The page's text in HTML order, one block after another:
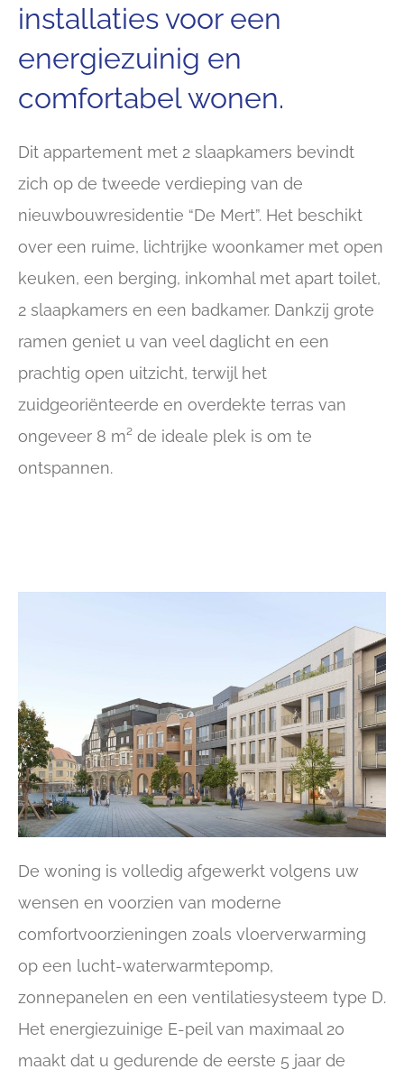
installaties voor een
energiezuinig en
comfortabel wonen.
Dit appartement met 2 slaapkamers bevindt
zich op de tweede verdieping van de
nieuwbouwresidentie “De Mert”. Het beschikt
over een ruime, lichtrijke woonkamer met open
keuken, een berging, inkomhal met apart toilet,
2 slaapkamers en een badkamer. Dankzij grote
ramen geniet u van veel daglicht en een
prachtig open uitzicht, terwijl het
zuidgeoriënteerde en overdekte terras van
ongeveer 8 m² de ideale plek is om te
ontspannen.
De woning is volledig afgewerkt volgens uw
wensen en voorzien van moderne
comfortvoorzieningen zoals vloerverwarming
op een lucht-waterwarmtepomp,
zonnepanelen en een ventilatiesysteem type D.
Het energiezuinige E-peil van maximaal 20
maakt dat u gedurende de eerste 5 jaar de